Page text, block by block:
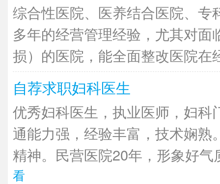
综合性医院、医养结合医院、专
多年的经营管理经验，尤其对面
损）的医院，能全面整改医院在
自荐求职妇科医生
优秀妇科医生，执业医师，妇科
通能力强，经验丰富，技术娴熟
精神。民营医院20年，形象好
看